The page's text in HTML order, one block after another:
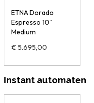
ETNA Dorado
Espresso 10″
Medium
€ 5.695,00
Instant automaten